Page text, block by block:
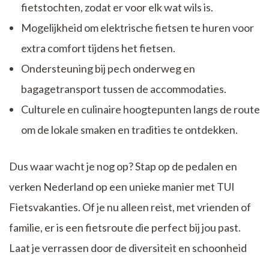
fietstochten, zodat er voor elk wat wils is.
Mogelijkheid om elektrische fietsen te huren voor
extra comfort tijdens het fietsen.
Ondersteuning bij pech onderweg en
bagagetransport tussen de accommodaties.
Culturele en culinaire hoogtepunten langs de route
om de lokale smaken en tradities te ontdekken.
Dus waar wacht je nog op? Stap op de pedalen en
verken Nederland op een unieke manier met TUI
Fietsvakanties. Of je nu alleen reist, met vrienden of
familie, er is een fietsroute die perfect bij jou past.
Laat je verrassen door de diversiteit en schoonheid